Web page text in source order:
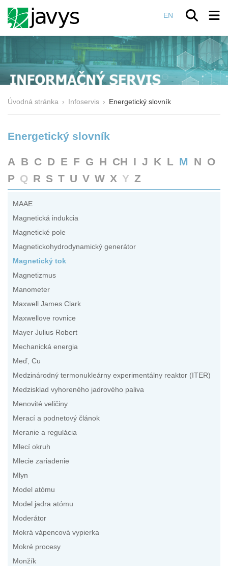
EN
Úvodná stránka › Infoservis › Energetický slovník
Energetický slovník
A B C D E F G H CH I J K L M N O
P Q R S T U V W X Y Z
MAAE
Magnetická indukcia
Magnetické pole
Magnetickohydrodynamický generátor
Magnetický tok
Magnetizmus
Manometer
Maxwell James Clark
Maxwellove rovnice
Mayer Julius Robert
Mechanická energia
Meď, Cu
Medzinárodný termonukleárny experimentálny reaktor (ITER)
Medzisklad vyhoreného jadrového paliva
Menovité veličiny
Merací a podnetový článok
Meranie a regulácia
Mlecí okruh
Mlecie zariadenie
Mlyn
Model atómu
Model jadra atómu
Moderátor
Mokrá vápencová vypierka
Mokré procesy
Monžík